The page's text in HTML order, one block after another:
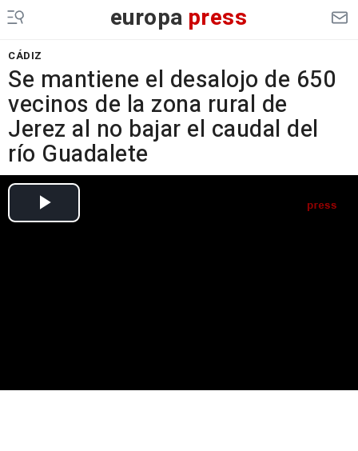
europa press
CÁDIZ
Se mantiene el desalojo de 650
vecinos de la zona rural de
Jerez al no bajar el caudal del
río Guadalete